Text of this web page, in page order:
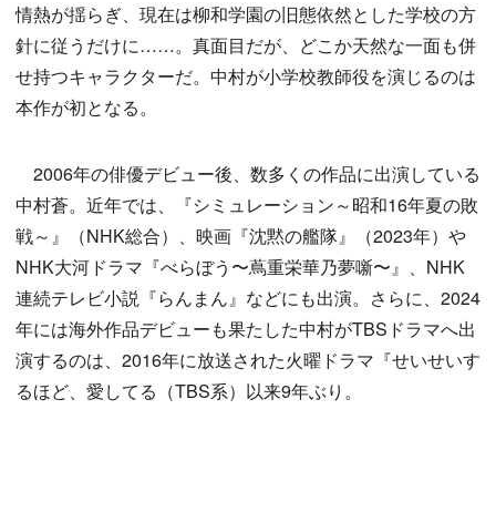
情熱が揺らぎ、現在は柳和学園の旧態依然とした学校の方
針に従うだけに……。真面目だが、どこか天然な一面も併
せ持つキャラクターだ。中村が小学校教師役を演じるのは
本作が初となる。
2006年の俳優デビュー後、数多くの作品に出演している
中村蒼。近年では、『シミュレーション～昭和16年夏の敗
戦～』（NHK総合）、映画『沈黙の艦隊』（2023年）や
NHK大河ドラマ『べらぼう〜蔦重栄華乃夢噺〜』、NHK
連続テレビ小説『らんまん』などにも出演。さらに、2024
年には海外作品デビューも果たした中村がTBSドラマへ出
演するのは、2016年に放送された火曜ドラマ『せいせいす
るほど、愛してる（TBS系）以来9年ぶり。